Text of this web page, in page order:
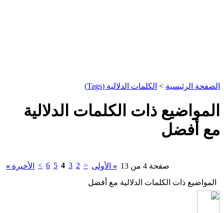
الصفحة الرئيسية > الكلمات الدلالية (Tags)
المواضيع ذات الكلمات الدلالية
مع أفضل
صفحة 4 من 13 « الأولى <
2
3
4
5
6
> الأخيرة »
المواضيع ذات الكلمات الدلالية مع أفضل